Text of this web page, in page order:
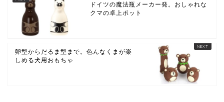
ドイツの魔法瓶メーカー発。おしゃれな
クマの卓上ポット
卵型からだるま型まで。色んなくまが楽
しめる犬用おもちゃ